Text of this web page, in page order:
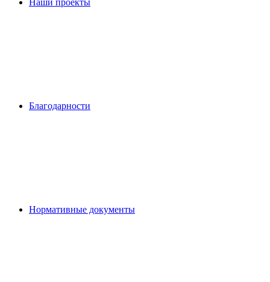
Наши проекты
Благодарности
Нормативные документы